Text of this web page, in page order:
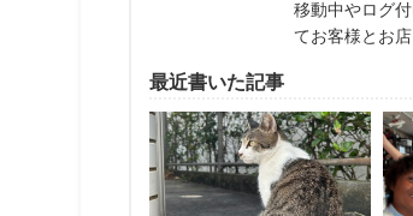
移動中やログ
てお客様とお
最近書いた記事